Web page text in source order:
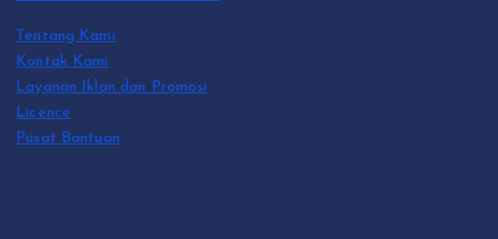
Tentang Kami
Kontak Kami
Layanan Iklan dan Promosi
Licence
Pusat Bantuan